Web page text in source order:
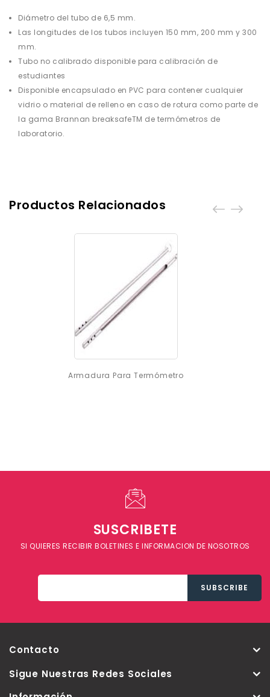
Diámetro del tubo de 6,5 mm.
Las longitudes de los tubos incluyen 150 mm, 200 mm y 300
mm.
Tubo no calibrado disponible para calibración de
estudiantes
Disponible encapsulado en PVC para contener cualquier
vidrio o material de relleno en caso de rotura como parte de
la gama Brannan breaksafeTM de termómetros de
laboratorio.
Productos Relacionados
Armadura Para Termómetro
SUSCRIBETE
SI QUIERES RECIBIR BOLETINES E INFORMACION DE NOSOTROS
Contacto
Sigue Nuestras Redes Sociales